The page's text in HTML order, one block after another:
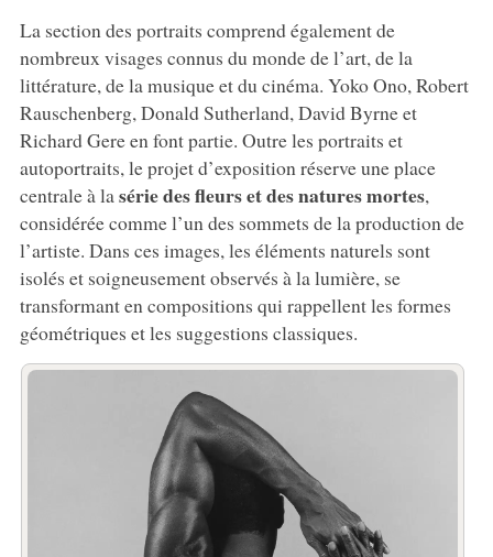
La section des portraits comprend également de
nombreux visages connus du monde de l’art, de la
littérature, de la musique et du cinéma. Yoko Ono, Robert
Rauschenberg, Donald Sutherland, David Byrne et
Richard Gere en font partie. Outre les portraits et
autoportraits, le projet d’exposition réserve une place
centrale à la série des fleurs et des natures mortes,
considérée comme l’un des sommets de la production de
l’artiste. Dans ces images, les éléments naturels sont
isolés et soigneusement observés à la lumière, se
transformant en compositions qui rappellent les formes
géométriques et les suggestions classiques.